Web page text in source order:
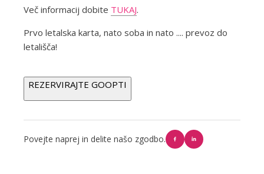
Več informacij dobite TUKAJ.
Prvo letalska karta, nato soba in nato .... prevoz do
letališča!
REZERVIRAJTE GOOPTI
Povejte naprej in delite našo zgodbo.